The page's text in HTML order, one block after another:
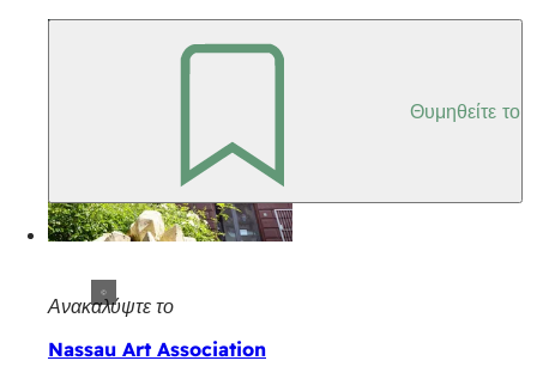
Θυμηθείτε το
Ανακαλύψτε το
Nassau Art Association